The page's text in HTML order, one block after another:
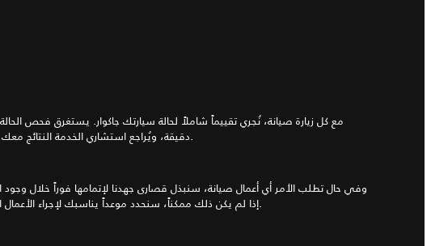
دقيقة، ويُراجع استشاري الخدمة النتائج معك من خلال تقرير مفصل.
وفي حال تطلب الأمر أي أعمال صيانة، سنبذل قصارى جهدنا لإتمامها فوراً خلال وجود
إذا لم يكن ذلك ممكناً، سنحدد موعداً يناسبك لإجراء الأعمال اللازمة في وقت لاحق.